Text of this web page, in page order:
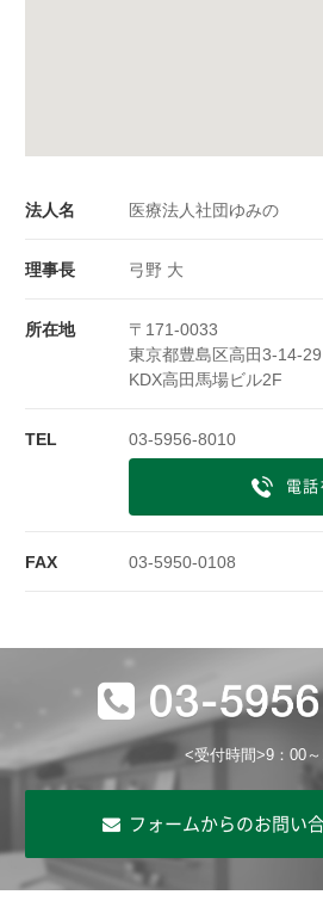
法人名 医療法人社団ゆみの
理事長 弓野 大
所在地
〒171-0033
東京都豊島区高田3-14-29
KDX高田馬場ビル2F
TEL 03-5956-8010
電
FAX 03-5950-0108
<受付時間>9：00
フォームからのお問い